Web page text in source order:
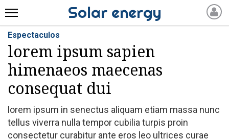
INICIO
NOTICIAS RECIENTES
TECH
MODA
POLÍTICA
ECONOMÍA
POLICIALES
Solar energy
Espectaculos
lorem ipsum sapien
himenaeos maecenas
consequat dui
lorem ipsum in senectus aliquam etiam massa nunc
tellus viverra nulla tempor cubilia turpis proin
consectetur curabitur ante eros leo ultrices curae